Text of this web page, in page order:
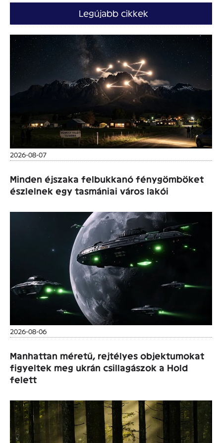
Legújabb cikkek
2026-08-07
Minden éjszaka felbukkanó fénygömböket
észlelnek egy tasmániai város lakói
2026-08-06
Manhattan méretű, rejtélyes objektumokat
figyeltek meg ukrán csillagászok a Hold
felett